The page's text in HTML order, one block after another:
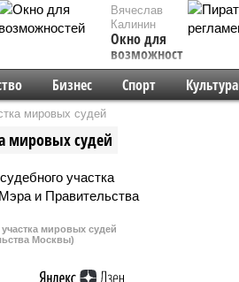
Вячеслав
Калинин
Окно для
возможностей
Бизнес Спорт Культура
мировых судей
мировых судей
мировых судей
Москвы)